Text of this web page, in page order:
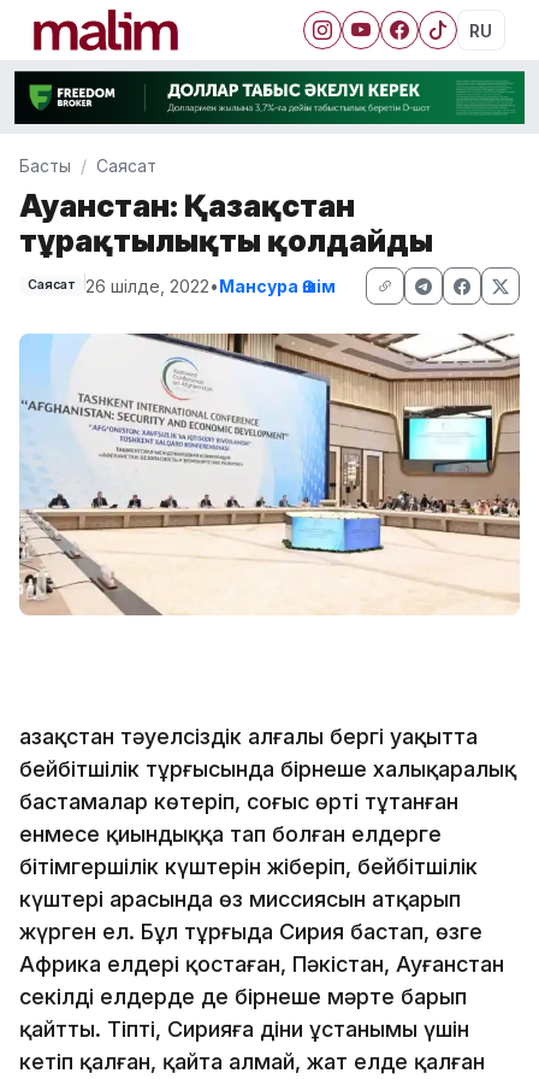
RU
Басты Саясат
Ауғанстан: Қазақстан
тұрақтылықты қолдайды
Саясат 26 шілде, 2022•Мансура Әшім
Қазақстан тәуелсіздік алғалы бергі уақытта
бейбітшілік тұрғысында бірнеше халықаралық
бастамалар көтеріп, соғыс өрті тұтанған
енмесе қиындыққа тап болған елдерге
бітімгершілік күштерін жіберіп, бейбітшілік
күштері арасында өз миссиясын атқарып
жүрген ел. Бұл тұрғыда Сирия бастап, өзге
Африка елдері қостаған, Пәкістан, Ауғанстан
секілді елдерде де бірнеше мәрте барып
қайтты. Тіпті, Сирияға діни ұстанымы үшін
кетіп қалған, қайта алмай, жат елде қалған